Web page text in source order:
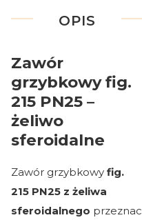
OPIS
Zawór
grzybkowy fig.
215 PN25 –
żeliwo
sferoidalne
Zawór grzybkowy fig.
215 PN25 z żeliwa
sferoidalnego przeznac